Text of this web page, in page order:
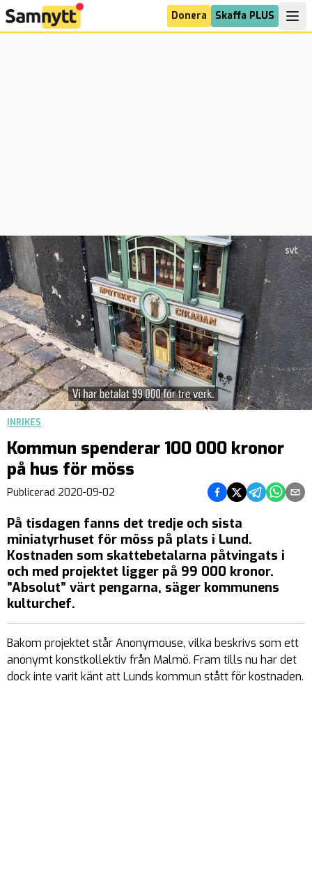
Donera Skaffa PLUS
INRIKES
Kommun spenderar 100 000 kronor
på hus för möss
Publicerad 2020-09-02 Dela på Facebook
Dela på Twitter
Dela påDela på
Dela
På tisdagen fanns det tredje och sista
miniatyrhuset för möss på plats i Lund.
Kostnaden som skattebetalarna påtvingats i
och med projektet ligger på 99 000 kronor.
”Absolut” värt pengarna, säger kommunens
kulturchef.
Bakom projektet står Anonymouse, vilka beskrivs som ett
anonymt konstkollektiv från Malmö. Fram tills nu har det
dock inte varit känt att Lunds kommun stått för kostnaden.